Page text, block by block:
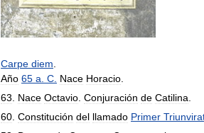
Carpe diem.
Año 65 a. C. Nace Horacio.
63. Nace Octavio. Conjuración de Catilina.
60. Constitución del llamado Primer